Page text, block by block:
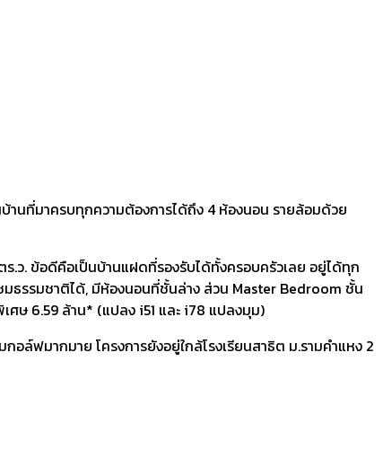
านที่มาครบทุกความต้องการได้ถึง 4 ห้องนอน รายล้อมด้วย
.ว. ข้อดีคือเป็นบ้านแฝดที่รองรับได้ทั้งครอบครัวเลย อยู่ได้ทุก
ธรรมชาติได้, มีห้องนอนที่ชั้นล่าง ส่วน Master Bedroom ชั้น
ศษ 6.59 ล้าน* (แปลง i51 และ i78 แปลงมุม)
ล์ฟมากมาย โครงการยังอยู่ใกล้โรงเรียนสาธิต ม.รามคำแหง 2